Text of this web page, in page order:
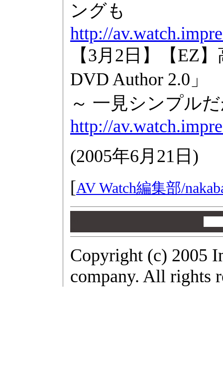
ングも
http://
【3月2日】【EZ
DVD Author 2.0」
～ 一見シンプル
http://
(2005年6月21日 )
[AV Watch編集部/
Copyright (c) 2005
company. All rights